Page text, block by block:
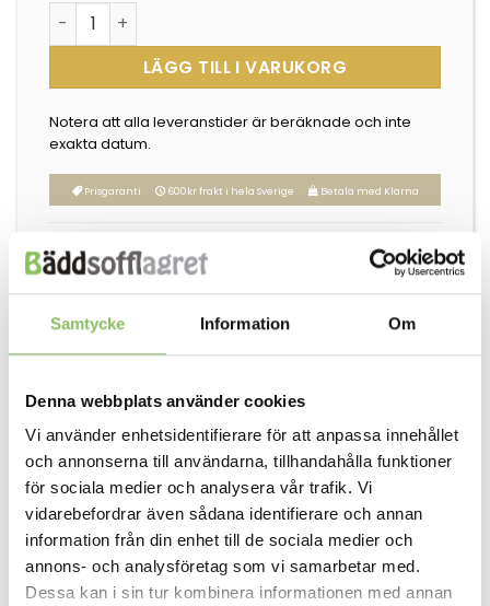
Samtycke Information Om
Denna webbplats använder cookies
Vi använder enhetsidentifierare för att anpassa innehållet
och annonserna till användarna, tillhandahålla funktioner
för sociala medier och analysera vår trafik. Vi
vidarebefordrar även sådana identifierare och annan
information från din enhet till de sociala medier och
annons- och analysföretag som vi samarbetar med.
Dessa kan i sin tur kombinera informationen med annan
Pagetto 140 mängd
LÄGG TILL I VARUKORG
Notera att alla leveranstider är beräknade och inte
exakta datum.
Prisgaranti 600kr frakt i hela Sverige Betala med Klarna
Etikett:Dienne Salotti
Beskrivning
Stående sängskåp 140 (Pagetto) detaljerad
information:
Ram:
Stålmekanism med kraftiga ribbor som gör enkel enkel att
bädda in och ut.